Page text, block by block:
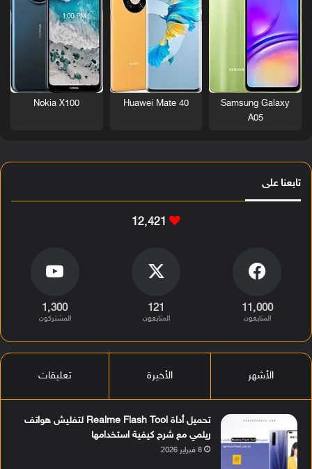
Samsung Galaxy
A05
Huawei Mate 40
Nokia X100
تابعنا على
12٬421
11٬000
المتابعون
121
المتابعون
1٬300
المشتركون
الأشهر الأخيرة تعليقات
تحميل أداة Realme Flash Tool لتفليش هواتف
ريلمي مع شرح كيفية استخدامها
8 فبراير 2026